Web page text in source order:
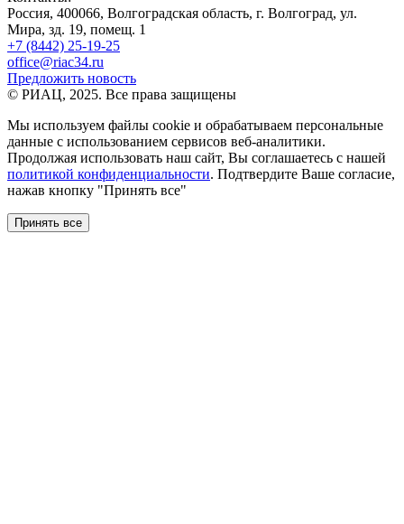
Россия, 400066, Волгоградская область, г. Волгоград, ул.
Мира, зд. 19, помещ. 1
+7 (8442) 25-19-25
office@riac34.ru
Предложить новость
© РИАЦ, 2025. Все права защищены
Мы используем файлы сookie и обрабатываем персональные
данные с использованием сервисов веб-аналитики.
Продолжая использовать наш сайт, Вы соглашаетесь с нашей
политикой конфиденциальности. Подтвердите Ваше согласие,
нажав кнопку "Принять все"
Принять все